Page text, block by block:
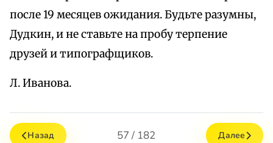
после 19 месяцев ожидания. Будьте разумны,
Дудкин, и не ставьте на пробу терпение
друзей и типографщиков.
Л. Иванова.
Назад 57 / 182 Далее